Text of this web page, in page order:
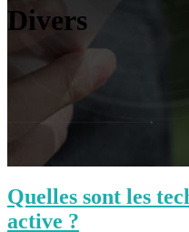
Divers
Quelles sont les
active ?